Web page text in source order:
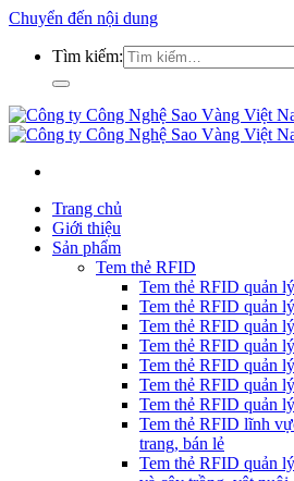
Chuyển đến nội dung
Tìm kiếm:
Trang chủ
Giới thiệu
Sản phẩm
Tem thẻ RFID
Tem thẻ RFID quản
Tem thẻ RFID quản
Tem thẻ RFID quản
Tem thẻ RFID quản
Tem thẻ RFID quản
Tem thẻ RFID quản
Tem thẻ RFID quản
Tem thẻ RFID lĩnh
trang, bán lẻ
Tem thẻ RFID quản